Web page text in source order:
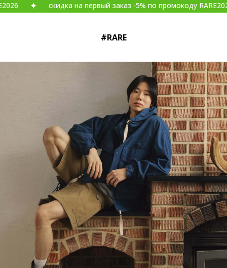
скидка на первый заказ -5% по промокоду RARE2026
#RARE